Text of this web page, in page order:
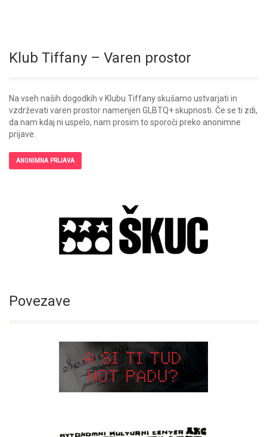
Klub Tiffany – Varen prostor
Na vseh naših dogodkih v Klubu Tiffany skušamo ustvarjati in
vzdrževati varen prostor namenjen GLBTQ+ skupnosti. Če se ti zdi,
da nam kdaj ni uspelo, nam prosim to sporoči preko anonimne
prijave.
ANONIMNA PRIJAVA
Povezave